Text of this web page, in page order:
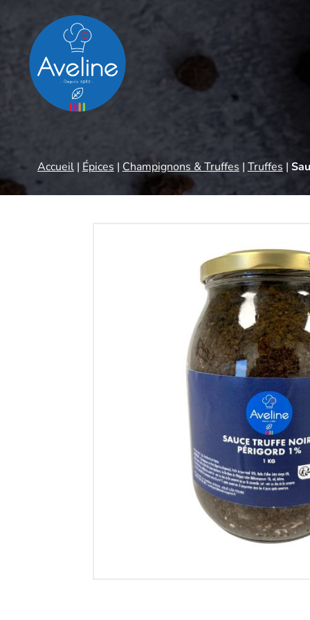
Accueil| Épices | Champignons & Truffes | Truffes |
Panneau de gestion des cookies